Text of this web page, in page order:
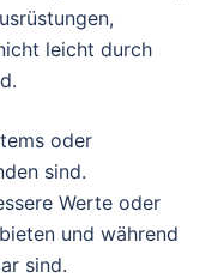
leicht durch
oder
sind.
Werte oder
und während
sind.